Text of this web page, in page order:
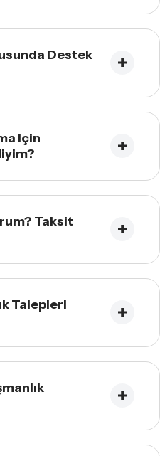
Destek
Için
Taksit
Talepleri